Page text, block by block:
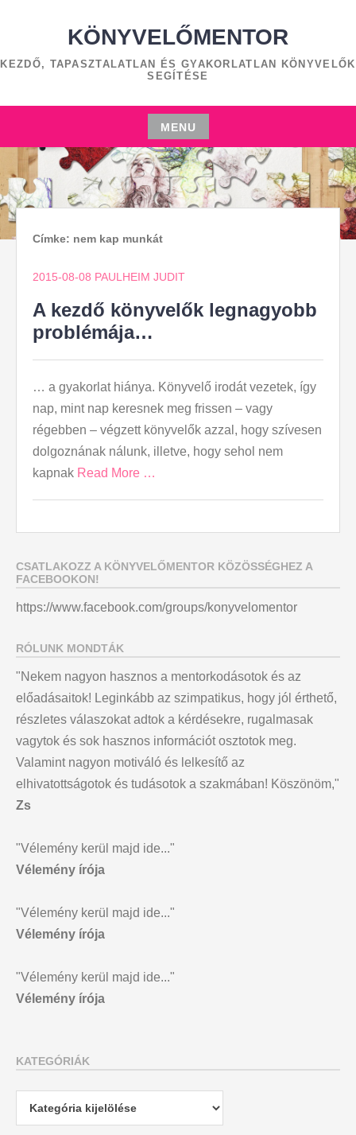
KÖNYVELŐMENTOR
KEZDŐ, TAPASZTALATLAN ÉS GYAKORLATLAN KÖNYVELŐK
SEGÍTÉSE
MENU
Skip
to
content
Címke: nem kap munkát
2015-08-08 PAULHEIM JUDIT
A kezdő könyvelők legnagyobb
problémája…
… a gyakorlat hiánya. Könyvelő irodát vezetek, így
nap, mint nap keresnek meg frissen – vagy
régebben – végzett könyvelők azzal, hogy szívesen
dolgoznának nálunk, illetve, hogy sehol nem
kapnak Read More …
CSATLAKOZZ A KÖNYVELŐMENTOR KÖZÖSSÉGHEZ A
FACEBOOKON!
https://www.facebook.com/groups/konyvelomentor
RÓLUNK MONDTÁK
"Nekem nagyon hasznos a mentorkodásotok és az
előadásaitok! Leginkább az szimpatikus, hogy jól érthető,
részletes válaszokat adtok a kérdésekre, rugalmasak
vagytok és sok hasznos információt osztotok meg.
Valamint nagyon motiváló és lelkesítő az
elhivatottságotok és tudásotok a szakmában! Köszönöm,"
Zs
"Vélemény kerül majd ide..."
Vélemény írója
"Vélemény kerül majd ide..."
Vélemény írója
"Vélemény kerül majd ide..."
Vélemény írója
KATEGÓRIÁK
Kategóriák